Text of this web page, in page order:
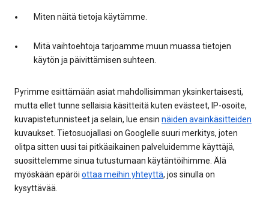
Miten näitä tietoja käytämme.
Mitä vaihtoehtoja tarjoamme muun muassa tietojen
käytön ja päivittämisen suhteen.
Pyrimme esittämään asiat mahdollisimman yksinkertaisesti,
mutta ellet tunne sellaisia käsitteitä kuten evästeet, IP-osoite,
kuvapistetunnisteet ja selain, lue ensin näiden avainkäsitteiden
kuvaukset. Tietosuojallasi on Googlelle suuri merkitys, joten
olitpa sitten uusi tai pitkäaikainen palveluidemme käyttäjä,
suosittelemme sinua tutustumaan käytäntöihimme. Älä
myöskään epäröi ottaa meihin yhteyttä, jos sinulla on
kysyttävää.